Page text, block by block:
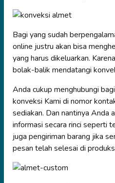
Bagi yang sudah
online justru akan bisa
yang harus dikeluarkan.
bolak-balik mendatangi
Anda cukup menghubungi
konveksi Kami di nomor
sediakan. Dan nantinya Anda
informasi secara rinci seperti
juga pengiriman barang jika
pesan telah selesai di